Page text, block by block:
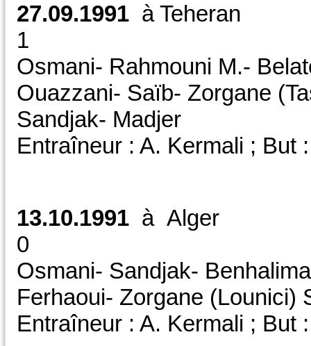
27.09.1991 à
1 CAA/
Osmani- Rahmouni M.-
Ouazzani- Saïb- Zorgane
Sandjak- Madjer
Entraîneur : A. Kermali ;
13.10.1991 à Alger
0 CAA /
Osmani- Sandjak-
Ferhaoui- Zorgane (Lounici)
Entraîneur : A. Kermali ;